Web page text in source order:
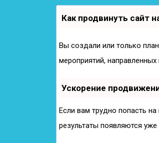
Как продвинуть сайт
Вы создали или только
мероприятий,
Ускорение
Если вам трудно попасть
результаты появляются